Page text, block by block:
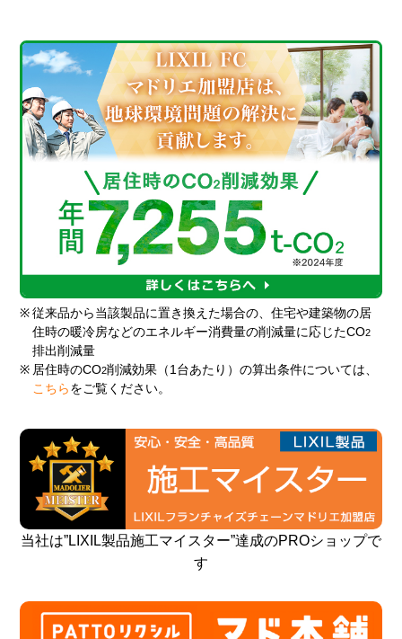
※ 従来品から当該製品に置き換えた場合の、住宅や建築物の居
住時の暖冷房などのエネルギー消費量の削減量に応じたCO2
排出削減量
※ 居住時のCO2削減効果（1台あたり）の算出条件については、
こちら をご覧ください。
当社は”LIXIL製品施工マイスター”達成のPROショップで
す